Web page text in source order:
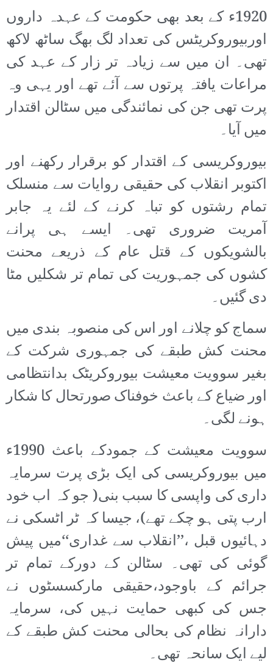
1920ء کے بعد بھی حکومت کے عہدہ داروں
اوربیوروکریٹس کی تعداد لگ بھگ ساٹھ لاکھ
تھی۔ ان میں سے زیادہ تر زار کے عہد کی
مراعات یافتہ پرتوں سے آئے تھے اور یہی وہ
پرت تھی جن کی نمائندگی میں سٹالن اقتدار
میں آیا۔
بیوروکریسی کے اقتدار کو برقرار رکھنے اور
اکتوبر انقلاب کی حقیقی روایات سے منسلک
تمام رشتوں کو تباہ کرنے کے لئے یہ جابر
آمریت ضروری تھی۔ ایسے ہی پرانے
بالشویکوں کے قتل عام کے ذریعے محنت
کشوں کی جمہوریت کی تمام تر شکلیں مٹا
دی گئیں۔
سماج کو چلانے اور اس کی منصوبہ بندی میں
محنت کش طبقے کی جمہوری شرکت کے
بغیر سوویت معیشت بیوروکریٹک بدانتظامی
اور ضیاع کے باعث خوفناک صورتحال کا شکار
ہونے لگی۔
سوویت معیشت کے جمودکے باعث 1990ء
میں بیوروکریسی کی ایک بڑی پرت سرمایہ
داری کی واپسی کا سبب بنی( جو کہ اب خود
ارب پتی ہو چکے تھے)، جیسا کہ ٹر اٹسکی نے
دہائیوں قبل ،’’انقلاب سے غداری‘‘میں پیش
گوئی کی تھی۔ سٹالن کے دورکے تمام تر
جرائم کے باوجود،حقیقی مارکسسٹوں نے
جس کی کبھی حمایت نہیں کی، سرمایہ
دارانہ نظام کی بحالی محنت کش طبقے کے
لیے ایک سانحہ تھی۔